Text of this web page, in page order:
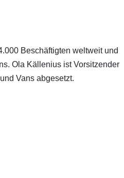
Beschäftigten weltweit und
Ola Käl­le­nius ist Vor­sitzen­der
Vans abge­set­zt.